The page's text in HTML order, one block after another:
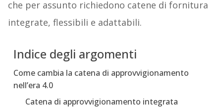
che per assunto richiedono catene di fornitura
integrate, flessibili e adattabili.
Indice degli argomenti
Come cambia la catena di approvvigionamento
nell’era 4.0
Catena di approvvigionamento integrata